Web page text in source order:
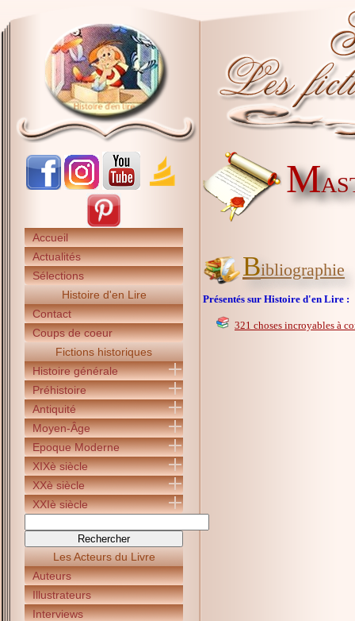
Accueil
Actualités
Sélections
Histoire d'en Lire
Contact
Coups de coeur
Fictions historiques
Histoire générale
Préhistoire
Antiquité
Moyen-Âge
Epoque Moderne
XIXè siècle
XXè siècle
XXIè siècle
Les Acteurs du Livre
Auteurs
Illustrateurs
Interviews
M
Bibliographie
Présentés sur Histoire d'en Lire :
321 choses incroyables à